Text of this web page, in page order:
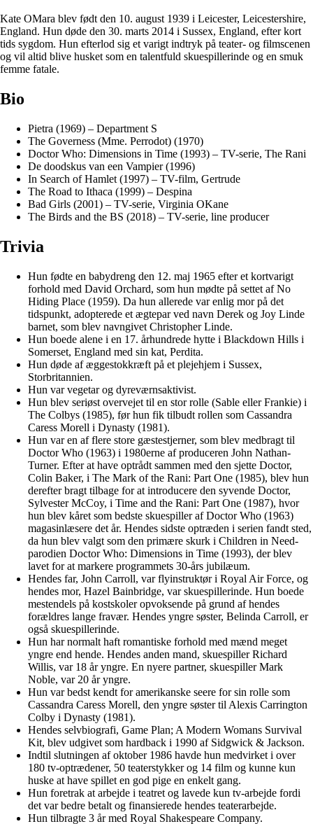
Kate OMara blev født den 10. august 1939 i Leicester, Leicestershire,
England. Hun døde den 30. marts 2014 i Sussex, England, efter kort
tids sygdom. Hun efterlod sig et varigt indtryk på teater- og filmscenen
og vil altid blive husket som en talentfuld skuespillerinde og en smuk
femme fatale.
Bio
Pietra (1969) – Department S
The Governess (Mme. Perrodot) (1970)
Doctor Who: Dimensions in Time (1993) – TV-serie, The Rani
De doodskus van een Vampier (1996)
In Search of Hamlet (1997) – TV-film, Gertrude
The Road to Ithaca (1999) – Despina
Bad Girls (2001) – TV-serie, Virginia OKane
The Birds and the BS (2018) – TV-serie, line producer
Trivia
Hun fødte en babydreng den 12. maj 1965 efter et kortvarigt
forhold med David Orchard, som hun mødte på settet af No
Hiding Place (1959). Da hun allerede var enlig mor på det
tidspunkt, adopterede et ægtepar ved navn Derek og Joy Linde
barnet, som blev navngivet Christopher Linde.
Hun boede alene i en 17. århundrede hytte i Blackdown Hills i
Somerset, England med sin kat, Perdita.
Hun døde af æggestokkræft på et plejehjem i Sussex,
Storbritannien.
Hun var vegetar og dyreværnsaktivist.
Hun blev seriøst overvejet til en stor rolle (Sable eller Frankie) i
The Colbys (1985), før hun fik tilbudt rollen som Cassandra
Caress Morell i Dynasty (1981).
Hun var en af flere store gæstestjerner, som blev medbragt til
Doctor Who (1963) i 1980erne af produceren John Nathan-
Turner. Efter at have optrådt sammen med den sjette Doctor,
Colin Baker, i The Mark of the Rani: Part One (1985), blev hun
derefter bragt tilbage for at introducere den syvende Doctor,
Sylvester McCoy, i Time and the Rani: Part One (1987), hvor
hun blev kåret som bedste skuespiller af Doctor Who (1963)
magasinlæsere det år. Hendes sidste optræden i serien fandt sted,
da hun blev valgt som den primære skurk i Children in Need-
parodien Doctor Who: Dimensions in Time (1993), der blev
lavet for at markere programmets 30-års jubilæum.
Hendes far, John Carroll, var flyinstruktør i Royal Air Force, og
hendes mor, Hazel Bainbridge, var skuespillerinde. Hun boede
mestendels på kostskoler opvoksende på grund af hendes
forældres lange fravær. Hendes yngre søster, Belinda Carroll, er
også skuespillerinde.
Hun har normalt haft romantiske forhold med mænd meget
yngre end hende. Hendes anden mand, skuespiller Richard
Willis, var 18 år yngre. En nyere partner, skuespiller Mark
Noble, var 20 år yngre.
Hun var bedst kendt for amerikanske seere for sin rolle som
Cassandra Caress Morell, den yngre søster til Alexis Carrington
Colby i Dynasty (1981).
Hendes selvbiografi, Game Plan; A Modern Womans Survival
Kit, blev udgivet som hardback i 1990 af Sidgwick & Jackson.
Indtil slutningen af oktober 1986 havde hun medvirket i over
180 tv-optrædener, 50 teaterstykker og 14 film og kunne kun
huske at have spillet en god pige en enkelt gang.
Hun foretrak at arbejde i teatret og lavede kun tv-arbejde fordi
det var bedre betalt og finansierede hendes teaterarbejde.
Hun tilbragte 3 år med Royal Shakespeare Company.